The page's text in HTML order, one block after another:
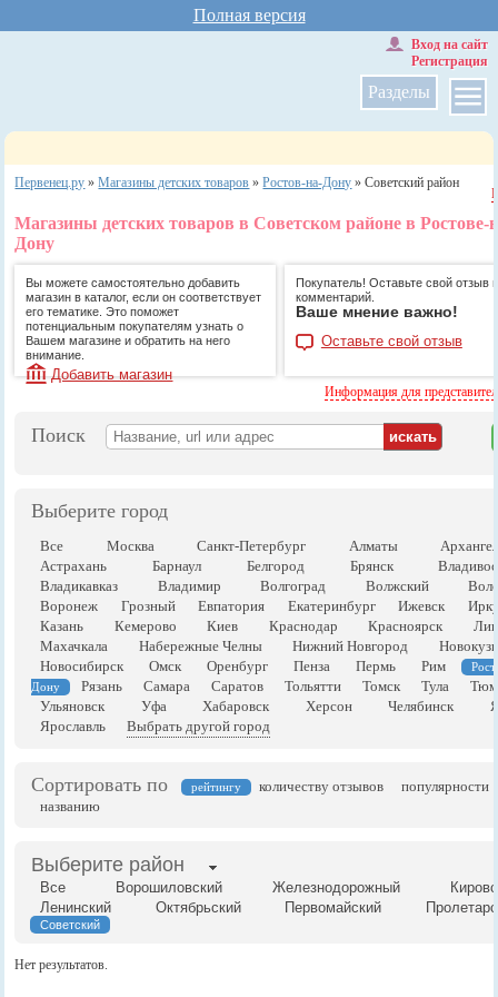
Полная версия
Разделы
Вход на сайт
Регистрация
Первенец.ру »Магазины детских товаров »Ростов-на-Дону »Советский район
Магазины детских товаров в Советском районе в Ростове-
Дону
Вы можете самостоятельно добавить
магазин в каталог, если он соответствует
его тематике. Это поможет
потенциальным покупателям узнать о
Вашем магазине и обратить на него
внимание.
Добавить магазин
Покупатель! Оставьте свой отзыв и
комментарий.
Ваше мнение важно!
Оставьте свой отзыв
Информация для
Поиск
Выберите город
Все Москва Санкт-Петербург Алматы
Астрахань
Барнаул Белгород Брянск
Владикавказ
Владимир Волгоград Волжский
Воронеж
Грозный Евпатория Екатеринбург Ижевск
Казань
Кемерово Киев Краснодар Красноярск
Махачкала
Набережные Челны Нижний Новгород
Новосибирск
Омск Оренбург Пенза Пермь Рим
Дону
Рязань Самара Саратов Тольятти Томск Тула
Ульяновск
Уфа Хабаровск Херсон Челябинск
Ярославль
Выбрать другой город
Сортировать по рейтингу количеству отзывов
популярности
названию
Выберите район
Все Ворошиловский Железнодорожный
Ленинский
Октябрьский Первомайский
Советский
Нет результатов.